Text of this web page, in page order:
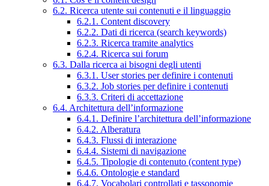
6.2. Ricerca utente sui contenuti e il linguaggio
6.2.1. Content discovery
6.2.2. Dati di ricerca (search keywords)
6.2.3. Ricerca tramite analytics
6.2.4. Ricerca sui forum
6.3. Dalla ricerca ai bisogni degli utenti
6.3.1. User stories per definire i contenuti
6.3.2. Job stories per definire i contenuti
6.3.3. Criteri di accettazione
6.4. Architettura dell’informazione
6.4.1. Definire l’architettura dell’informazione
6.4.2. Alberatura
6.4.3. Flussi di interazione
6.4.4. Sistemi di navigazione
6.4.5. Tipologie di contenuto (content type)
6.4.6. Ontologie e standard
6.4.7. Vocabolari controllati e tassonomie